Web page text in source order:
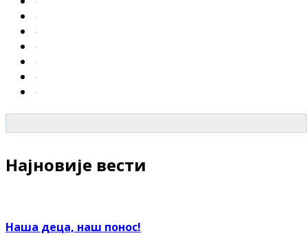
Најновије вести
Наша деца, наш понос!